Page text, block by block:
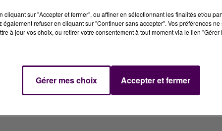
cliquant sur "Accepter et fermer", ou affiner en sélectionnant les finalités et/ou
également refuser en cliquant sur "Continuer sans accepter". Vos préférences
à jour vos choix, ou retirer votre consentement à tout moment via le lien
Gérer mes choix Accepter et fermer